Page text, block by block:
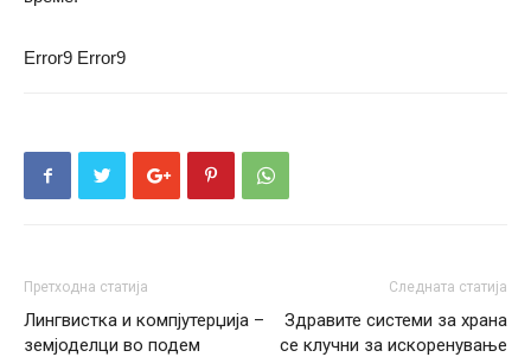
Error9 Error9
Претходна статија
Лингвистка и компјутерџија –
земјоделци во подем
Следната статија
Здравите системи за храна
се клучни за искоренување